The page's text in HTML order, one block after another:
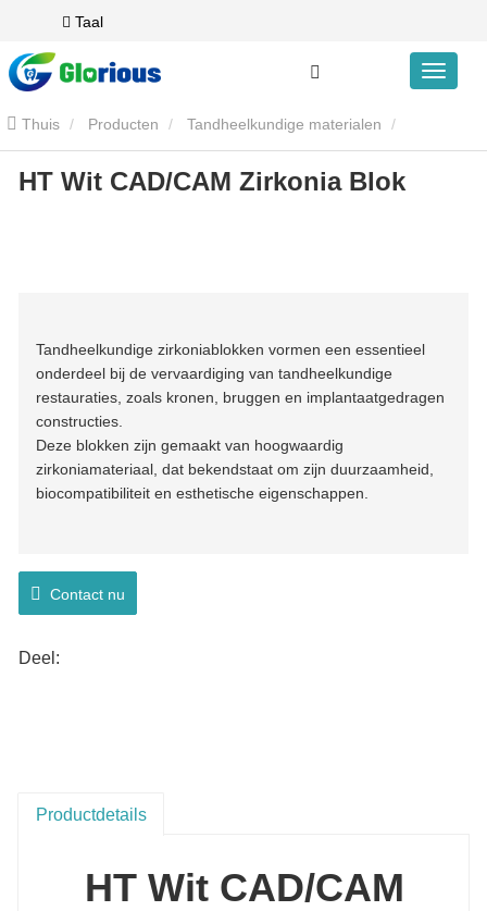
Taal
Thuis Producten Tandheelkundige materialen
Tandheelkundige Zirkonia HT White Cad/Cam Zirkonia -blok
HT Wit CAD/CAM Zirkonia Blok
Tandheelkundige zirkoniablokken vormen een essentieel
onderdeel bij de vervaardiging van tandheelkundige
restauraties, zoals kronen, bruggen en implantaatgedragen
constructies.
Deze blokken zijn gemaakt van hoogwaardig
zirkoniamateriaal, dat bekendstaat om zijn duurzaamheid,
biocompatibiliteit en esthetische eigenschappen.
Contact nu
Deel:
Productdetails
HT Wit CAD/CAM